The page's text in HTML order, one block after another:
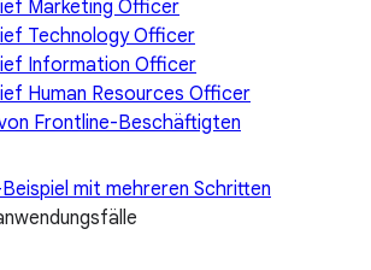
Marketing Officer
Technology Officer
Information Officer
Human Resources Officer
Frontline-Beschäftigten
mit mehreren Schritten